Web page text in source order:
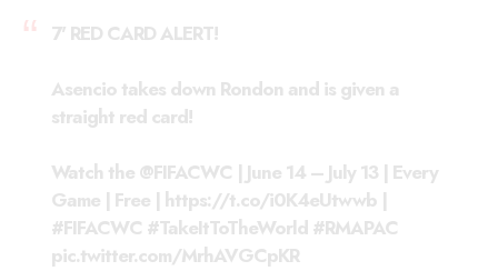
7' RED CARD ALERT!
Asencio takes down Rondon and is given a
straight red card!
Watch the @FIFACWC | June 14 – July 13 | Every
Game | Free | https://t.co/i0K4eUtwwb|
#FIFACWC #TakeItToTheWorld #RMAPAC
pic.twitter.com/MrhAVGCpKR